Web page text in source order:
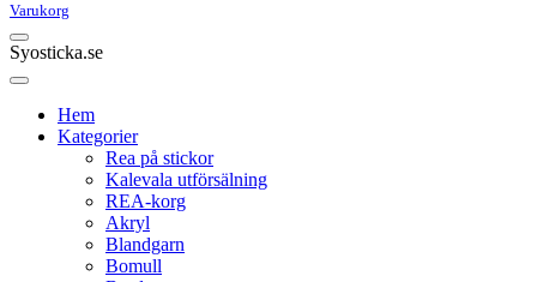
Varukorg
Syosticka.se
Hem
Kategorier
Rea på stickor
Kalevala utförsälning
REA-korg
Akryl
Blandgarn
Bomull